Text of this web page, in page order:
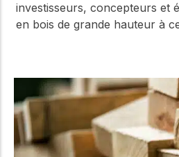
investisseurs, concepteurs et
en bois de grande hauteur à